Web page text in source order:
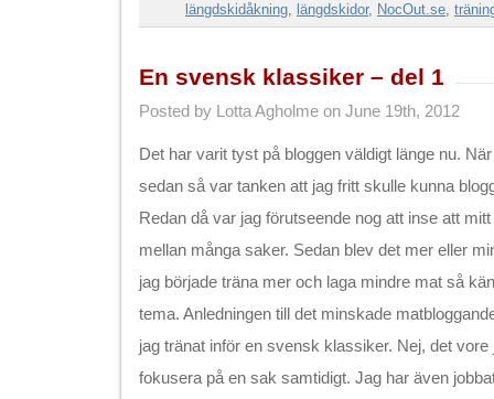
längdskidåkning, längdskidor, NocOut.se,
En svensk klassiker – del 1
Posted by Lotta Agholme on June 19th, 2012
Det har varit tyst på bloggen väldigt länge nu.
sedan så var tanken att jag fritt skulle kunna
Redan då var jag förutseende nog att inse att
mellan många saker. Sedan blev det mer eller
jag började träna mer och laga mindre mat så
tema. Anledningen till det minskade
jag tränat inför en svensk klassiker. Nej, det vore
fokusera på en sak samtidigt. Jag har även